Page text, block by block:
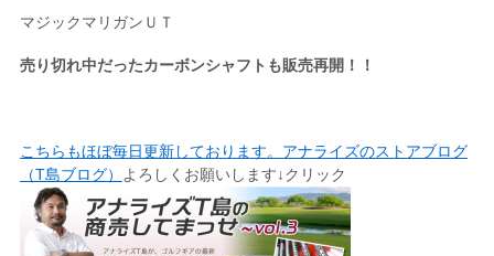
マジックマリガンＵＴ
売り切れ中だったカーボンシャフトも販売再開！！
こちらもほぼ毎日更新しております。アナライズのストアブログ
（T島ブログ）
よろしくお願いします↓クリック